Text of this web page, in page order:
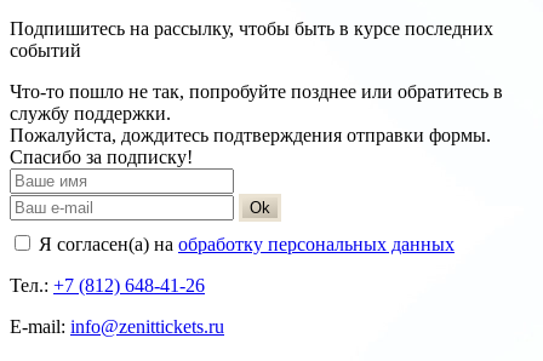
Подпишитесь на рассылку, чтобы быть в курсе последних
событий
Что-то пошло не так, попробуйте позднее или обратитесь в
службу поддержки.
Пожалуйста, дождитесь подтверждения отправки формы.
Спасибо за подписку!
Ok
Я согласен(а) на обработку персональных данных
Тел.: +7 (812) 648-41-26
E-mail: info@zenittickets.ru